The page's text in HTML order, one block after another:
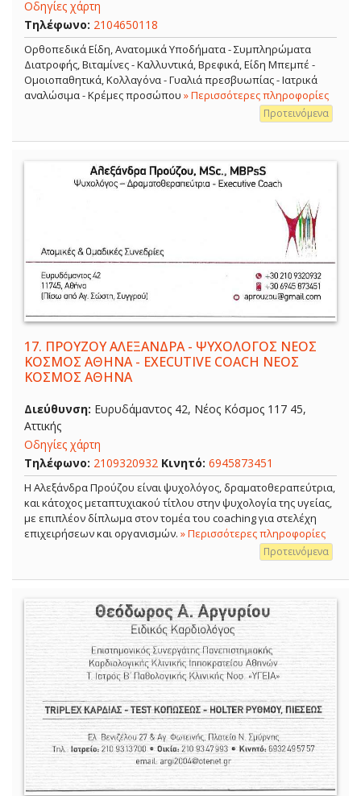
Οδηγίες χάρτη
Τηλέφωνο: 2104650118
Ορθοπεδικά Είδη, Ανατομικά Υποδήματα - Συμπληρώματα
Διατροφής, Βιταμίνες - Καλλυντικά, Βρεφικά, Είδη Μπεμπέ -
Ομοιοπαθητικά, Κολλαγόνα - Γυαλιά πρεσβυωπίας - Ιατρικά
αναλώσιμα - Κρέμες προσώπου » Περισσότερες πληροφορίες
Προτεινόμενα
17. ΠΡΟΥΖΟΥ ΑΛΕΞΑΝΔΡΑ - ΨΥΧΟΛΟΓΟΣ ΝΕΟΣ
ΚΟΣΜΟΣ ΑΘΗΝΑ - EXECUTIVE COACH ΝΕΟΣ
ΚΟΣΜΟΣ ΑΘΗΝΑ
Διεύθυνση: Ευρυδάμαντος 42, Νέος Κόσμος 117 45,
Αττικής
Οδηγίες χάρτη
Τηλέφωνο: 2109320932 Κινητό: 6945873451
Η Αλεξάνδρα Προύζου είναι ψυχολόγος, δραματοθεραπεύτρια,
και κάτοχος μεταπτυχιακού τίτλου στην ψυχολογία της υγείας,
με επιπλέον δίπλωμα στον τομέα του coaching για στελέχη
επιχειρήσεων και οργανισμών. » Περισσότερες πληροφορίες
Προτεινόμενα